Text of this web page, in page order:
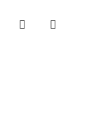
instagram